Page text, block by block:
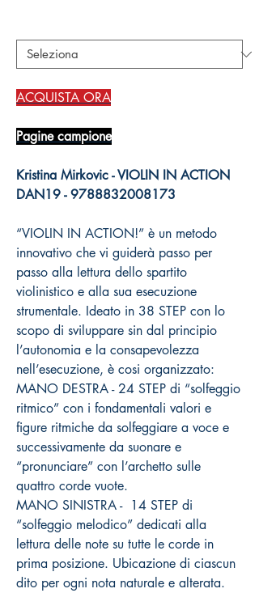
ACQUISTA ORA
Pagine campione
Kristina Mirkovic - VIOLIN IN ACTION
DAN19 - 9788832008173
“VIOLIN IN ACTION!” è un metodo
innovativo che vi guiderà passo per
passo alla lettura dello spartito
violinistico e alla sua esecuzione
strumentale. Ideato in 38 STEP con lo
scopo di sviluppare sin dal principio
l’autonomia e la consapevolezza
nell’esecuzione, è cosi organizzato:
MANO DESTRA - 24 STEP di “solfeggio
ritmico” con i fondamentali valori e
figure ritmiche da solfeggiare a voce e
successivamente da suonare e
“pronunciare” con l’archetto sulle
quattro corde vuote.
MANO SINISTRA - 14 STEP di
“solfeggio melodico” dedicati alla
lettura delle note su tutte le corde in
prima posizione. Ubicazione di ciascun
dito per ogni nota naturale e alterata.